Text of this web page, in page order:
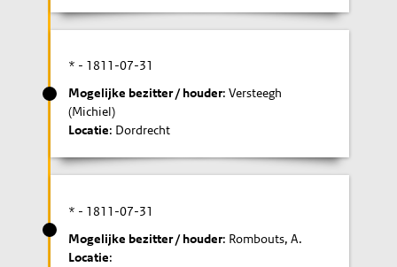
* - 1811-07-31
Mogelijke bezitter / houder: Versteegh
(Michiel)
Locatie: Dordrecht
* - 1811-07-31
Mogelijke bezitter / houder: Rombouts, A.
Locatie: